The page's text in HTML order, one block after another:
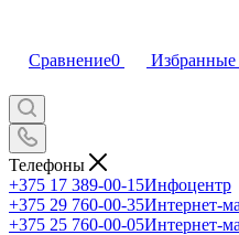
Сравнение0 Избранные
Телефоны
+375 17 389-00-15Инфоцентр
+375 29 760-00-35Интернет-
+375 25 760-00-05Интернет-